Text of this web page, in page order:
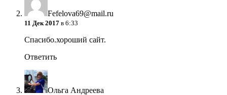
Fefelova69@mail.ru
11 Дек 2017 в 6:33
Спасибо.хороший сайт.
Ответить
Ольга Андреева